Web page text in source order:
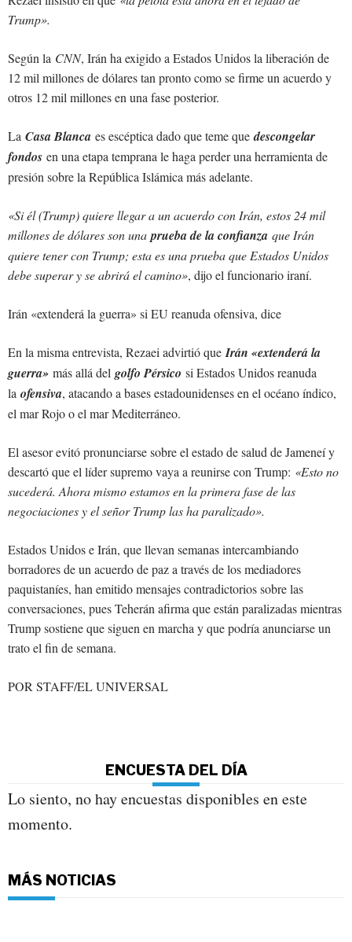
Trump».
Según la CNN, Irán ha exigido a Estados Unidos la liberación de
12 mil millones de dólares tan pronto como se firme un acuerdo y
otros 12 mil millones en una fase posterior.
La Casa Blanca es escéptica dado que teme quedescongelar
fondos en una etapa temprana le haga perder una herramienta de
presión sobre la República Islámica más adelante.
«Si él (Trump) quiere llegar a un acuerdo con Irán, estos 24 mil
millones de dólares son una prueba de la confianza que Irán
quiere tener con Trump; esta es una prueba que Estados Unidos
debe superar y se abrirá el camino», dijo el funcionario iraní.
Irán «extenderá la guerra» si EU reanuda ofensiva, dice
En la misma entrevista, Rezaei advirtió que Irán «extenderá la
guerra» más allá del golfo Pérsico si Estados Unidos reanuda
la ofensiva, atacando a bases estadounidenses en el océano índico,
el mar Rojo o el mar Mediterráneo.
El asesor evitó pronunciarse sobre el estado de salud de Jameneí y
descartó que el líder supremo vaya a reunirse con Trump: «Esto no
sucederá. Ahora mismo estamos en la primera fase de las
negociaciones y el señor Trump las ha paralizado».
Estados Unidos e Irán, que llevan semanas intercambiando
borradores de un acuerdo de paz a través de los mediadores
paquistaníes, han emitido mensajes contradictorios sobre las
conversaciones, pues Teherán afirma que están paralizadas mientras
Trump sostiene que siguen en marcha y que podría anunciarse un
trato el fin de semana.
POR STAFF/EL UNIVERSAL
ENCUESTA DEL DÍA
Lo siento, no hay encuestas disponibles en este
momento.
MÁS NOTICIAS